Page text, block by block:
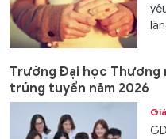
Trường Đại học Thương
trúng tuyển năm 2026